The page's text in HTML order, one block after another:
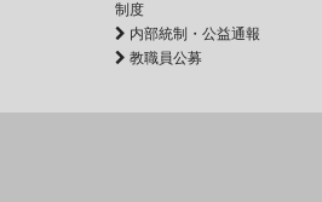
制度
内部統制・公益通報
教職員公募